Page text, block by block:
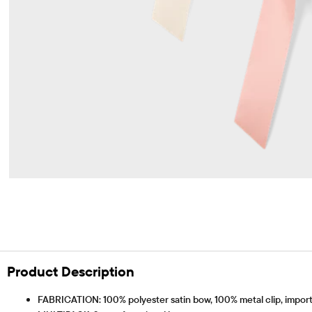
Product Description
FABRICATION: 100% polyester satin bow, 100% metal clip,